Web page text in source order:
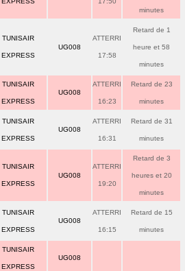
minutes
TUNISAIR
EXPRESS
UG008
ATTERRI
17:58
Retard de 1
heure et 58
minutes
TUNISAIR
EXPRESS
UG008
ATTERRI
16:23
Retard de 23
minutes
TUNISAIR
EXPRESS
UG008
ATTERRI
16:31
Retard de 31
minutes
TUNISAIR
EXPRESS
UG008
ATTERRI
19:20
Retard de 3
heures et 20
minutes
TUNISAIR
EXPRESS
UG008
ATTERRI
16:15
Retard de 15
minutes
TUNISAIR
EXPRESS
UG008